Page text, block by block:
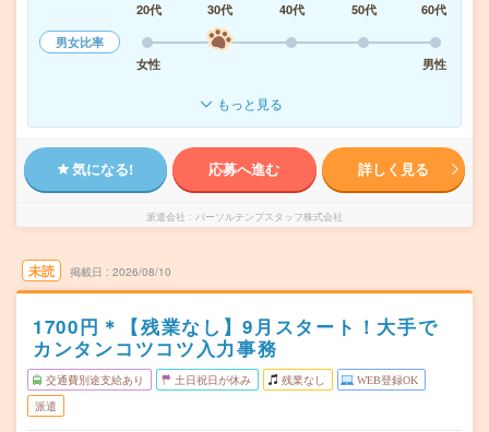
20代
30代 40代 50代
60代
男女比率
女性
男性
もっと見る
気になる! 応募へ進む 詳しく見る
派遣会社 パーソルテンプスタッフ株式会社
未読 掲載日 2026/08/10
1700円＊【残業なし】9月スタート！大手で
カンタンコツコツ入力事務
交通費別途支給あり 土日祝日が休み 残業なし WEB登録OK
派遣